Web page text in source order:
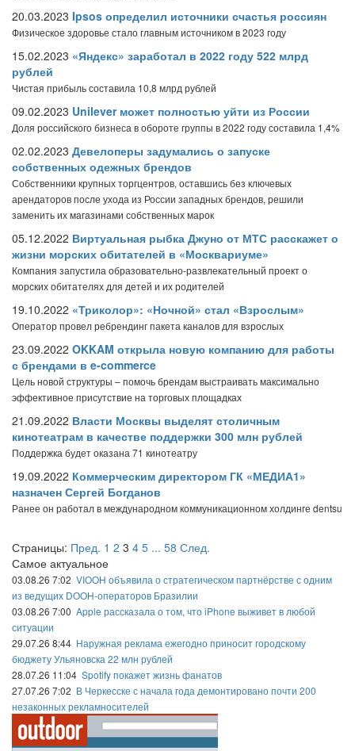
20.03.2023 Ipsos определил источники счастья россиян
Физическое здоровье стало главным источником в 2023 году
15.02.2023 «Яндекс» заработал в 2022 году 522 млрд
рублей
Чистая прибыль составила 10,8 млрд рублей
09.02.2023 Unilever может полностью уйти из России
Доля российского бизнеса в обороте группы в 2022 году составила 1,4%
02.02.2023 Девелоперы задумались о запуске
собственных одежных брендов
Собственники крупных торгцентров, оставшись без ключевых
арендаторов после ухода из России западных брендов, решили
заменить их магазинами собственных марок
05.12.2022 Виртуальная рыбка Джуно от МТС расскажет о
жизни морских обитателей в «Москвариуме»
Компания запустила образовательно-развлекательный проект о
морских обитателях для детей и их родителей
19.10.2022 «Триколор»: «Ночной» стал «Взрослым»
Оператор провел ребрендинг пакета каналов для взрослых
23.09.2022 OKKAM открыла новую компанию для работы
с брендами в e-commerce
Цель новой структуры – помочь брендам выстраивать максимально
эффективное присутствие на торговых площадках
21.09.2022 Власти Москвы выделят столичным
кинотеатрам в качестве поддержки 300 млн рублей
Поддержка будет оказана 71 кинотеатру
19.09.2022 Коммерческим директором ГК «МЕДИА1»
назначен Сергей Богданов
Ранее он работал в международном коммуникационном холдинге dentsu
Страницы: Пред. 1 2 3 4 5 ... 58 След.
Самое актуальное
03.08.26 7:02 VIOOH объявила о стратегическом партнёрстве с одним
из ведущих DOOH-операторов Бразилии
03.08.26 7:00 Apple рассказала о том, что iPhone выживет в любой
ситуации
29.07.26 8:44 Наружная реклама ежегодно приносит городскому
бюджету Ульяновска 22 млн рублей
28.07.26 11:04 Spotify покажет жизнь фанатов
27.07.26 7:02 В Черкесске с начала года демонтировано почти 200
незаконных рекламносителей